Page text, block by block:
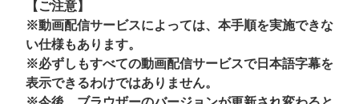
【ご注意】
※動画配信サービスによっては、本手順を実施できな
い仕様もあります。
※必ずしもすべての動画配信サービスで日本語字幕を
表示できるわけではありません。